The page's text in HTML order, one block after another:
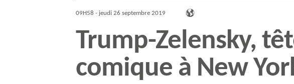
09H58 - jeudi 26 septembre 2019
Trump-Zelensky,
comique à New